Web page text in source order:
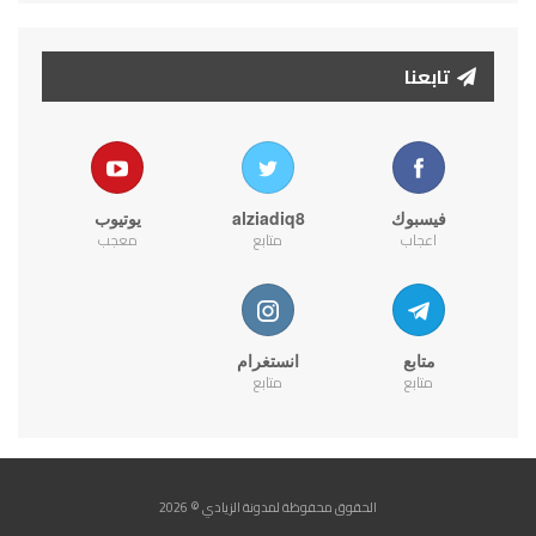
تابعنا
فيسبوك
اعجاب
alziadiq8
متابع
يوتيوب
معجب
متابع
متابع
انستغرام
متابع
الحقوق محفوظة لمدونة الزيادي © 2026